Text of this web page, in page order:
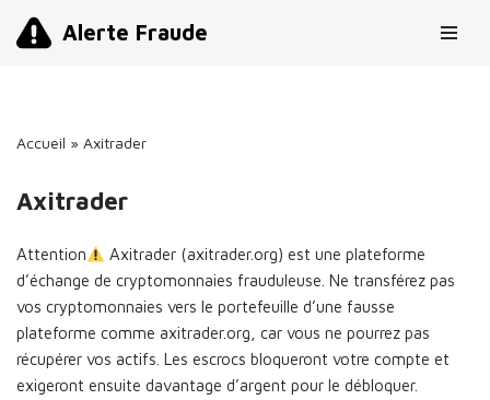
Alerte Fraude
Accueil » Axitrader
Axitrader
Attention
Axitrader (axitrader.org) est une plateforme
d’échange de cryptomonnaies frauduleuse. Ne transférez pas
vos cryptomonnaies vers le portefeuille d’une fausse
plateforme comme axitrader.org, car vous ne pourrez pas
récupérer vos actifs. Les escrocs bloqueront votre compte et
exigeront ensuite davantage d’argent pour le débloquer.